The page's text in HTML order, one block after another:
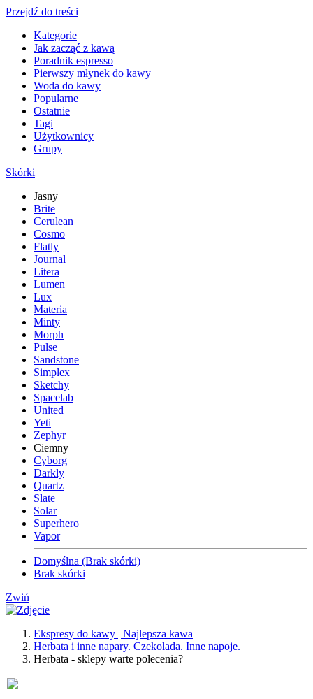
Przejdź do treści
Kategorie
Jak zacząć z kawą
Poradnik espresso
Pierwszy młynek do kawy
Woda do kawy
Popularne
Ostatnie
Tagi
Użytkownicy
Grupy
Skórki
Jasny
Brite
Cerulean
Cosmo
Flatly
Journal
Litera
Lumen
Lux
Materia
Minty
Morph
Pulse
Sandstone
Simplex
Sketchy
Spacelab
United
Yeti
Zephyr
Ciemny
Cyborg
Darkly
Quartz
Slate
Solar
Superhero
Vapor
Domyślna (Brak skórki)
Brak skórki
Zwiń
Ekspresy do kawy | Najlepsza kawa
Herbata i inne napary. Czekolada. Inne napoje.
Herbata - sklepy warte polecenia?